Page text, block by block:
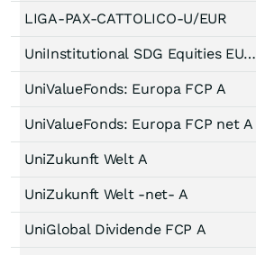
LIGA-PAX-CATTOLICO-U/EUR
UniInstitutional SDG Equities EUR dis
UniValueFonds: Europa FCP A
UniValueFonds: Europa FCP net A
UniZukunft Welt A
UniZukunft Welt -net- A
UniGlobal Dividende FCP A